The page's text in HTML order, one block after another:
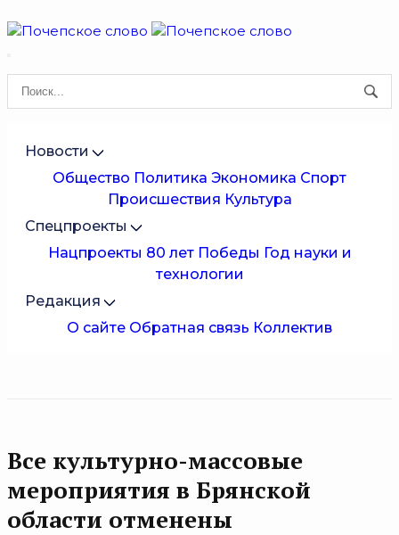
Новости
Общество Политика Экономика Спорт
Происшествия Культура
Спецпроекты
Нацпроекты 80 лет Победы Год науки и
технологии
Редакция
О сайте Обратная связь Коллектив
Все культурно-массовые
мероприятия в Брянской
области отменены